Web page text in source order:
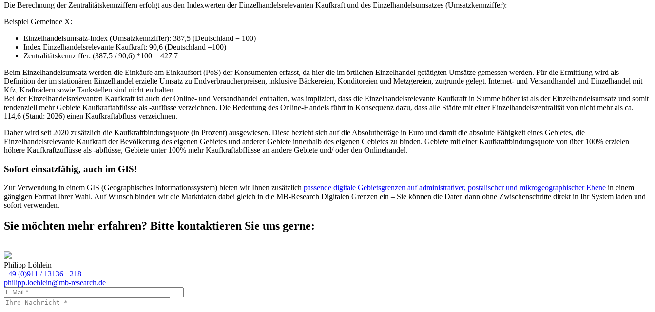
Die Berechnung der Zentralitätskennziffern erfolgt aus den Indexwerten der Einzelhandelsrelevanten Kaufkraft und des Einzelhandelsumsatzes (Umsatzkennziffer):
Beispiel Gemeinde X:
Einzelhandelsumsatz-Index (Umsatzkennziffer): 387,5 (Deutschland = 100)
Index Einzelhandelsrelevante Kaufkraft: 90,6 (Deutschland =100)
Zentralitätskennziffer: (387,5 / 90,6) *100 = 427,7
Beim Einzelhandelsumsatz werden die Einkäufe am Einkaufsort (PoS) der Konsumenten erfasst, da hier die im örtlichen Einzelhandel getätigten Umsätze gemessen werden. Für die Ermittlung wird als
Definition der im stationären Einzelhandel erzielte Umsatz zu Endverbraucherpreisen, inklusive Bäckereien, Konditoreien und Metzgereien, zugrunde gelegt. Internet- und Versandhandel und Einzelhandel mit
Kfz, Krafträdern sowie Tankstellen sind nicht enthalten.
Bei der Einzelhandelsrelevanten Kaufkraft ist auch der Online- und Versandhandel enthalten, was impliziert, dass die Einzelhandelsrelevante Kaufkraft in Summe höher ist als der Einzelhandelsumsatz und somit
tendenziell mehr Gebiete Kaufkraftabflüsse als -zuflüsse verzeichnen. Die Bedeutung des Online-Handels führt in Konsequenz dazu, dass alle Städte mit einer Einzelhandelszentralität von nicht mehr als ca.
114,6 (Stand: 2026) einen Kaufkraftabfluss verzeichnen.
Daher wird seit 2020 zusätzlich die Kaufkraftbindungsquote (in Prozent) ausgewiesen. Diese bezieht sich auf die Absolutbeträge in Euro und damit die absolute Fähigkeit eines Gebietes, die
Einzelhandelsrelevante Kaufkraft der Bevölkerung des eigenen Gebietes und anderer Gebiete innerhalb des eigenen Gebietes zu binden. Gebiete mit einer Kaufkraftbindungsquote von über 100% erzielen
höhere Kaufkraftzuflüsse als -abflüsse, Gebiete unter 100% mehr Kaufkraftabflüsse an andere Gebiete und/ oder den Onlinehandel.
Sofort einsatzfähig, auch im GIS!
Zur Verwendung in einem GIS (Geographisches Informationssystem) bieten wir Ihnen zusätzlich passende digitale Gebietsgrenzen auf administrativer, postalischer und mikrogeographischer Ebene in einem
gängigen Format Ihrer Wahl. Auf Wunsch binden wir die Marktdaten dabei gleich in die MB-Research Digitalen Grenzen ein – Sie können die Daten dann ohne Zwischenschritte direkt in Ihr System laden und
sofort verwenden.
Sie möchten mehr erfahren? Bitte kontaktieren Sie uns gerne:
Philipp Löhlein
+49 (0)911 / 13136 - 218
philipp.loehlein@mb-research.de